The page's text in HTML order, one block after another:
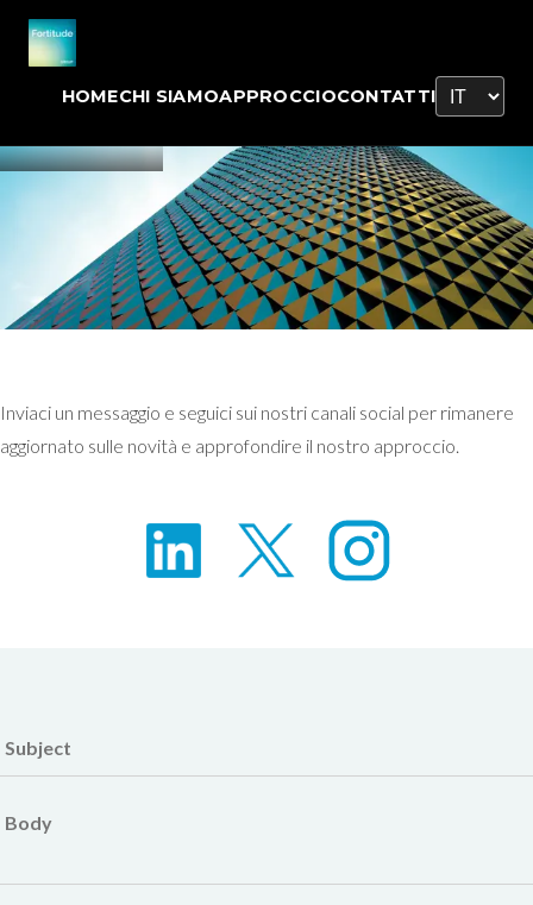
HOMECHI SIAMOAPPROCCIOCONTATTI
Inviaci un messaggio e seguici sui nostri canali social per rimanere
aggiornato sulle novità e approfondire il nostro approccio.